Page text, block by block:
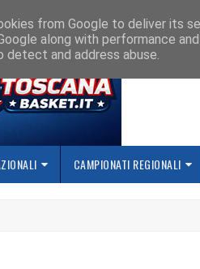
CAMPIONATI REGIONALI
from Google to deliver its
along with performance
and address abuse.